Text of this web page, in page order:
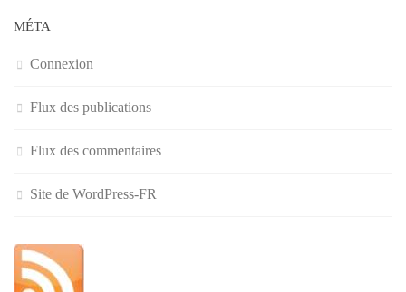
MÉTA
Connexion
Flux des publications
Flux des commentaires
Site de WordPress-FR